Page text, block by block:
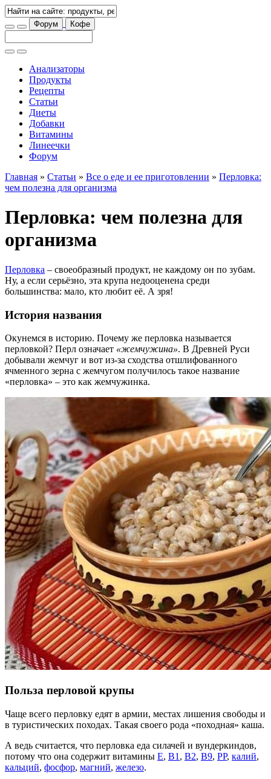
Форум Кофе
Анализаторы
Продукты
Рецепты
Статьи
Диеты
Добавки
Витамины
Линеечки
Форум
Главная » Статьи » Все о еде и ее приготовлении » Перловка:
чем полезна для организма
Перловка: чем полезна для
организма
Перловка – своеобразный продукт, не каждому он по зубам.
Ну, а если серьёзно, эта крупа недооценена среди
большинства: мало, кто любит её. А зря!
История названия
Окунемся в историю. Почему же перловка называется
перловкой? Перл означает «жемчужина». В Древней Руси
добывали жемчуг и вот из-за сходства отшлифованного
ячменного зерна с жемчугом получилось такое название
«перловка» – это как жемчужинка.
Польза перловой крупы
Чаще всего перловку едят в армии, местах лишения свободы и
в туристических походах. Такая своего рода «походная» каша.
А ведь считается, что перловка еда силачей и вундеркиндов,
потому что она содержит витамины Е, В1 , В2, В9, РР, калий,
кальций, фосфор, магний, железо.